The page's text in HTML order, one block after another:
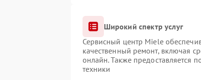
Широкий спектр услуг
Сервисный центр Miele
качественный ремонт, включая
онлайн. Также предоставляется
техники